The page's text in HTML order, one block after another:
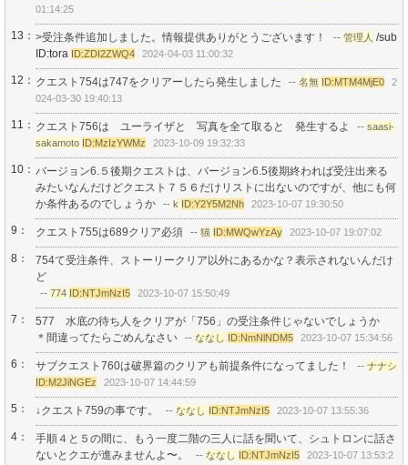
01:14:25
13： >受注条件追加しました。情報提供ありがとうございます！ -- 管理人 /sub
ID:tora ID:ZDI2ZWQ4 2024-04-03 11:00:32
12： クエスト754は747をクリアーしたら発生しました -- 名無 ID:MTM4MjE0
2
024-03-30 19:40:13
11： クエスト756は ユーライザと 写真を全て取ると 発生するよ -- saasi-
sakamoto ID:MzIzYWMz 2023-10-09 19:32:33
10： バージョン6.５後期クエストは、バージョン6.5後期終われば受注出来る
みたいなんだけどクエスト７５６だけリストに出ないのですが、他にも何
か条件あるのでしょうか
-- k ID:Y2Y5M2Nh 2023-10-07 19:30:50
9： クエスト755は689クリア必須 -- 猫 ID:MWQwYzAy 2023-10-07 19:07:02
8：
754て受注条件、ストーリークリア以外にあるかな？表示されないんだけ
ど
-- 774 ID:NTJmNzI5 2023-10-07 15:50:49
7：
577 水底の待ち人をクリアが「756」の受注条件じゃないでしょうか
＊間違ってたらごめんなさい
-- ななし ID:NmNlNDM5 2023-10-07 15:34:56
6： サブクエスト760は破界篇のクリアも前提条件になってました！ -- ナナシ
ID:M2JiNGEz
2023-10-07 14:44:59
5： ↓クエスト759の事です。 -- ななし ID:NTJmNzI5 2023-10-07 13:55:36
4：
手順４と５の間に、もう一度二階の三人に話を聞いて、シュトロンに話さ
ないとクエが進みませんよ〜。
-- ななし ID:NTJmNzI5
2023-10-07 13:53:2